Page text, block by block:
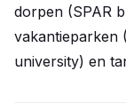
dorpen (SPAR
vakantieparken
university) en